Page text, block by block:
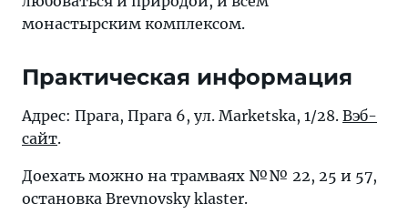
монастырским комплексом.
Практическая информация
Адрес: Прага, Прага 6, ул. Marketska, 1/28. Вэб-
сайт.
Доехать можно на трамваях №№ 22, 25 и 57,
остановка Brevnovsky klaster.